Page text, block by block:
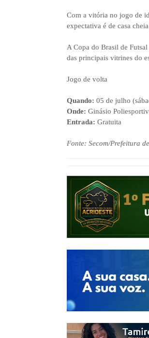
Com a vitória no jogo de
expectativa é de casa
A Copa do Brasil de
das principais vitrines do
Jogo de volta
Quando: 05 de julho
Onde: Ginásio
Entrada: Gratuita
Fonte: Secom/Prefeitura